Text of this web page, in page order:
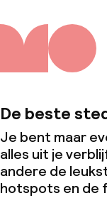
De beste
Je bent maar
alles uit je
andere de
hotspots en de